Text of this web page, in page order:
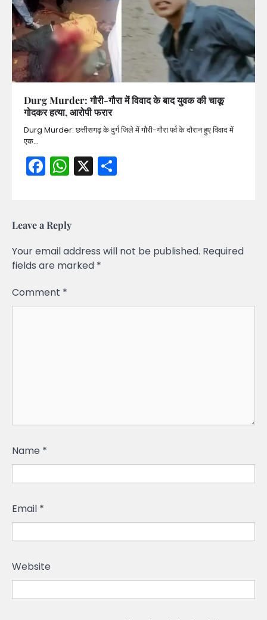
Durg Murder: गौरी-गौरा में विवाद के बाद युवक की चाकू
गोदकर हत्या, आरोपी फरार
Durg Murder: छत्तीसगढ़ के दुर्ग जिले में गौरी-गौरा पर्व के दौरान हुए विवाद में
एक…
Facebook
WhatsApp
X
Leave a Reply
Your email address will not be published. Required
fields are marked *
Comment *
Name *
Email *
Website